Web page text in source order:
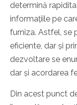
determină
informațiile pe
furniza. Astfel, se
eficiente, dar și
dezvoltare se
dar și acordarea
Din acest punct